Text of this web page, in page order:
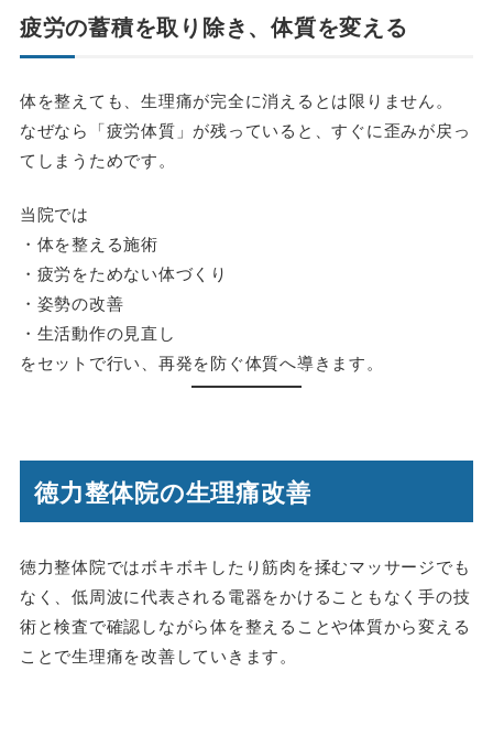
疲労の蓄積を取り除き、体質を変える
体を整えても、生理痛が完全に消えるとは限りません。
なぜなら「疲労体質」が残っていると、すぐに歪みが戻っ
てしまうためです。
当院では
・体を整える施術
・疲労をためない体づくり
・姿勢の改善
・生活動作の見直し
をセットで行い、再発を防ぐ体質へ導きます。
徳力整体院の生理痛改善
徳力整体院ではボキボキしたり筋肉を揉むマッサージでも
なく、低周波に代表される電器をかけることもなく手の技
術と検査で確認しながら体を整えることや体質から変える
ことで生理痛を改善していきます。